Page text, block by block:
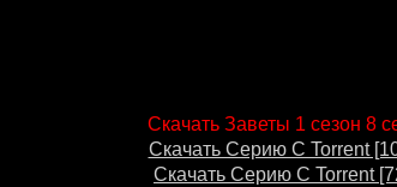
Скачать Заветы 1 сезон 8
Скачать Серию С Torrent
Скачать Серию С Torrent